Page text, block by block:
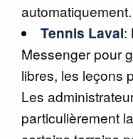
automatiquement.
Tennis Laval:
Messenger pour
libres, les leçons
Les
particulièrement